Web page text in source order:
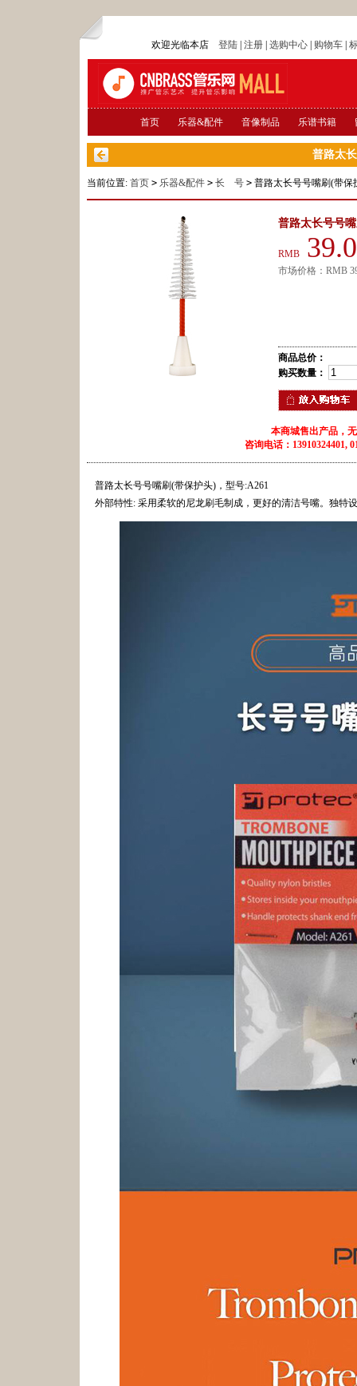
欢迎光临本店 登陆| 注册| 选购中心| 购物车|
首页 乐器&配件 音像制品 乐谱书籍
普路太
当前位置: 首页 > 乐器&配件 > 长 号 > 普路太长号号嘴刷(带保
普路太长号号
RMB
市场价格： RMB
商品总价：
购买数量：
本商城售出产品，
咨询电话：13910324401,
普路太长号号嘴刷(带保护头)，型号:A261
外部特性: 采用柔软的尼龙刷毛制成，更好的清洁号嘴。独特